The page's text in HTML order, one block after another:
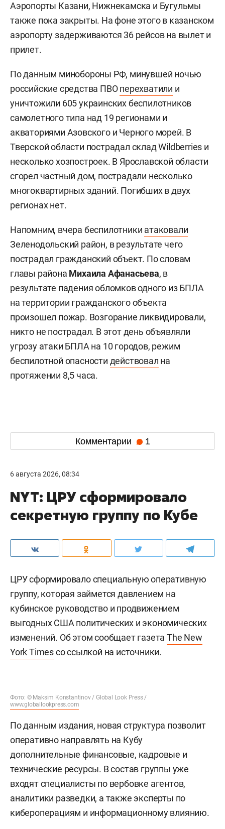
Аэропорты Казани, Нижнекамска и Бугульмы
также пока закрыты. На фоне этого в казанском
аэропорту задерживаются 36 рейсов на вылет и
прилет.
По данным минобороны РФ, минувшей ночью
российские средства ПВОперехватили и
уничтожили 605 украинских беспилотников
самолетного типа над 19 регионами и
акваториями Азовского и Черного морей. В
Тверской области пострадал склад Wildberries и
несколько хозпостроек. В Ярославской области
сгорел частный дом, пострадали несколько
многоквартирных зданий. Погибших в двух
регионах нет.
Напомним, вчера беспилотники атаковали
Зеленодольский район, в результате чего
пострадал гражданский объект. По словам
главы района Михаила Афанасьева, в
результате падения обломков одного из БПЛА
на территории гражданского объекта
произошел пожар. Возгорание ликвидировали,
никто не пострадал. В этот день объявляли
угрозу атаки БПЛА на 10 городов, режим
беспилотной опасности действовал на
протяжении 8,5 часа.
Комментарии 1
6 августа 2026, 08:34
NYT: ЦРУ сформировало
секретную группу по Кубе
ЦРУ сформировало специальную оперативную
группу, которая займется давлением на
кубинское руководство и продвижением
выгодных США политических и экономических
изменений. Об этом сообщает газета The New
York Timesсо ссылкой на источники.
Фото: © Maksim Konstantinov / Global Look Press /
www.globallookpress.com
По данным издания, новая структура позволит
оперативно направлять на Кубу
дополнительные финансовые, кадровые и
технические ресурсы. В состав группы уже
входят специалисты по вербовке агентов,
аналитики разведки, а также эксперты по
кибероперациям и информационному влиянию.